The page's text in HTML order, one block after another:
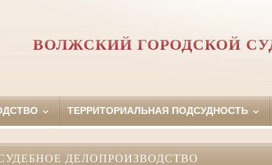
ВОЛЖСКИЙ ГОРОДСКОЙ
ТЕРРИТОРИАЛЬНАЯ ПОДСУДНОСТЬ
ДЕЛОПРОИЗВОДСТВО